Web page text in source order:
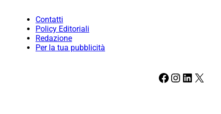
Contatti
Policy Editoriali
Redazione
Per la tua pubblicità
Facebook Instagram LinkedIn X